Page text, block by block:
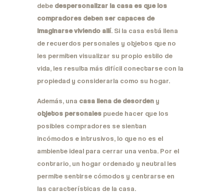
debe despersonalizar la casa es que los
compradores deben ser capaces de
imaginarse viviendo allí. Si la casa está llena
de recuerdos personales y objetos que no
les permiten visualizar su propio estilo de
vida, les resulta más difícil conectarse con la
propiedad y considerarla como su hogar.
Además, una casa llena de desorden y
objetos personales puede hacer que los
posibles compradores se sientan
incómodos e intrusivos, lo que no es el
ambiente ideal para cerrar una venta. Por el
contrario, un hogar ordenado y neutral les
permite sentirse cómodos y centrarse en
las características de la casa.